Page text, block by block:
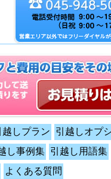
越しプラン
引越しオプ
し事例集 引越し用語集
よくある質問